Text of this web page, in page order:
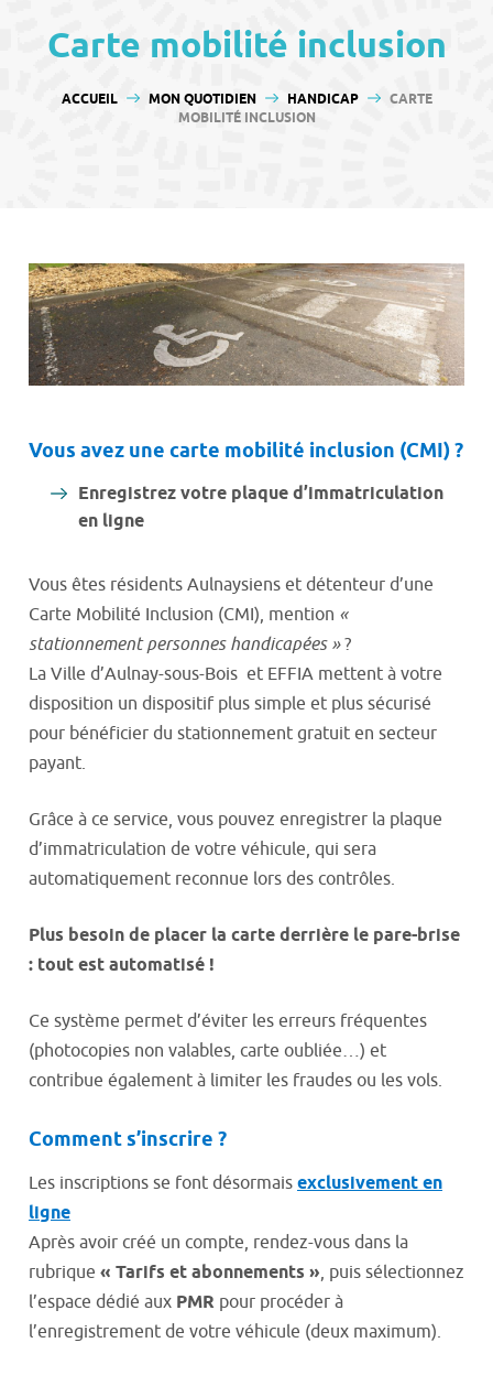
Carte mobilité inclusion
VOUS ÊTES ICI :
ACCUEIL MON QUOTIDIEN HANDICAP
CARTE
MOBILITÉ INCLUSION
Vous avez une carte mobilité inclusion (CMI)?
Enregistrez votre plaque d’immatriculation
en ligne
Vous êtes résidents Aulnaysiens et détenteur d’une
Carte Mobilité Inclusion (CMI), mention «
stationnement personnes handicapées »?
La Ville d’Aulnay-sous-Bois et EFFIA mettent à votre
disposition un dispositif plus simple et plus sécurisé
pour bénéficier du stationnement gratuit en secteur
payant.
Grâce à ce service, vous pouvez enregistrer la plaque
d’immatriculation de votre véhicule, qui sera
automatiquement reconnue lors des contrôles.
Plus besoin de placer la carte derrière le pare-brise
: tout est automatisé !
Ce système permet d’éviter les erreurs fréquentes
(photocopies non valables, carte oubliée…) et
contribue également à limiter les fraudes ou les vols.
Comment s’inscrire ?
Les inscriptions se font désormais exclusivement en
ligne
Après avoir créé un compte, rendez-vous dans la
rubrique « Tarifs et abonnements », puis sélectionnez
l’espace dédié aux PMR pour procéder à
l’enregistrement de votre véhicule (deux maximum).